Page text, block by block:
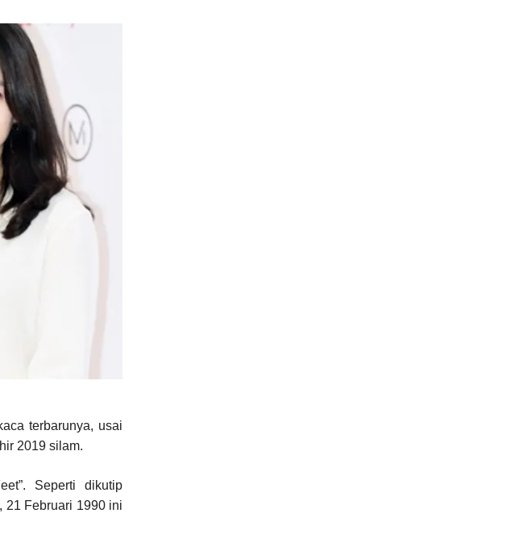
terbarunya, usai
2019 silam.
Seperti dikutip
21 Februari 1990 ini